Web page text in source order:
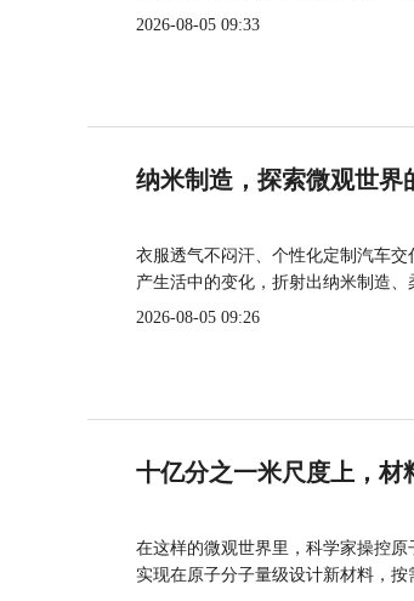
2026-08-05 09:33
纳米制造，探索微观世界
衣服透气不闷汗、个性化定制汽车
产生活中的变化，折射出纳米制造、
2026-08-05 09:26
十亿分之一米尺度上，材
在这样的微观世界里，科学家操控
实现在原子分子量级设计新材料，